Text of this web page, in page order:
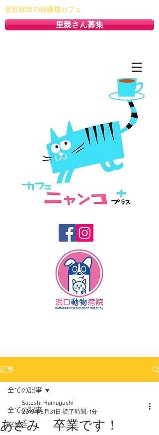
佐世保市の保護猫カフェ
里親さん募集
記事
全ての記事
卒業生
全ての記事
あざみ 卒業です！
Satoshi Hamaguchi
2019年5月31日 読了時間: 1分